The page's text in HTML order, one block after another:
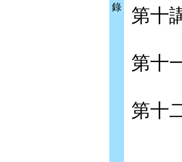
錄
第十
第十
第十